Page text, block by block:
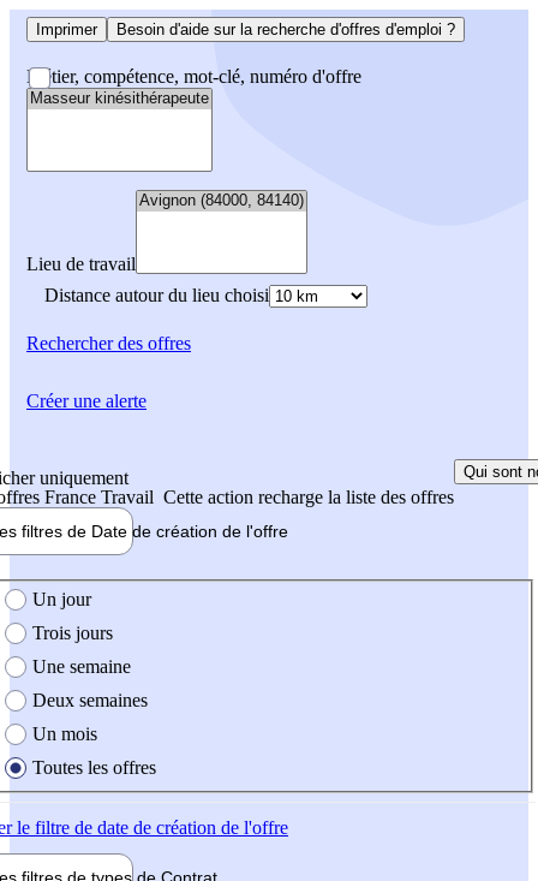
Imprimer Besoin d'aide sur la recherche d'offres d'emploi ?
Métier, compétence, mot-clé, numéro d'offre
Lieu de travail
Distance autour du lieu choisi
Rechercherdes offres
uniquement
France Travail Cette action recharge la liste des offres
Qui sont
filtres de Date de création de l'offre
création de l'offre
Un jour
Trois jours
Une semaine
Deux semaines
Un mois
Toutes les offres
le filtre de date de création de l'offre
filtres de types de Contrat
Créer une alerte